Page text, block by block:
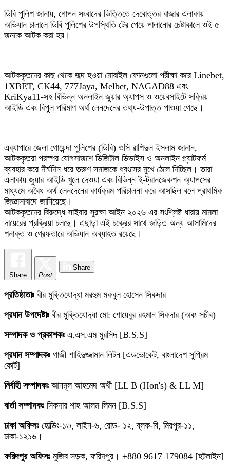
ডিবি পুলিশ জানায়, গোপন সংবাদের ভিত্তিতে দেবোত্তর বাজার এলাকায়
অভিযান চালালে ডিবি পুলিশের উপস্থিতি টের পেয়ে পালানোর চেষ্টাকালে ওই ৫
জনকে আটক করা হয়।
আটককৃতদের কাছ থেকে জব্দ হওয়া মোবাইল ফোনগুলো পরীক্ষা করে Linebet,
1XBET, CK44, 777Jaya, Melbet, NAGAD88 এবং
KriKya11-সহ বিভিন্ন অনলাইন জুয়ার অ্যাপস ও ওয়েবসাইটে সক্রিয়
আইডি এবং বিপুল পরিমাণ অর্থ লেনদেনের তথ্য-উপাত্ত পাওয়া গেছে।
এব্যাপারে জেলা গোয়েন্দা পুলিশের (ডিবি) ওসি রাশিদুল ইসলাম জানান,
আটককৃতরা পরস্পর যোগসাজশে ডিজিটাল ডিভাইস ও অনলাইন প্ল্যাটফর্ম
ব্যবহার করে দীর্ঘদিন ধরে তরুণ সমাজকে ধ্বংসের মুখে ঠেলে দিচ্ছিল। তারা
এলাকায় জুয়ার আইডি খুলে দেওয়া এবং বিভিন্ন ই-ট্রানজেকশন অ্যাপসের
মাধ্যমে অবৈধ অর্থ লেনদেনের কার্যক্রম পরিচালনা করে আসছিল বলে প্রাথমিক
জিজ্ঞাসাবাদে জানিয়েছে।
আটককৃতদের বিরুদ্ধে সাইবার সুরক্ষা আইন ২০২৬ এর সংশ্লিষ্ট ধারায় মামলা
দায়েরের প্রক্রিয়া চলছে। এছাড়া এই চক্রের সাথে জড়িত অন্য আসামিদের
শনাক্ত ও গ্রেফতারে অভিযান অব্যাহত রয়েছে।
Share Post
Share
প্রতিষ্ঠাতাঃ বীর মুক্তিযোদ্ধা মরহুম মকবুল হোসেন সিকদার
প্রধান উপদেষ্টাঃ বীর মুক্তিযোদ্ধা মো: শোয়েবুর রহমান সিকদার (অবঃ সচীব)
সম্পাদক ও প্রকাশকঃ এ.এস.এম মুরসিদ [B.S.S]
প্রধান সম্পাদকঃ গাজী শাহিদুজ্জামান লিটন [এডভোকেট, বাংলাদেশ সুপ্রিম
কোর্ট]
নির্বাহী সম্পাদকঃ আনমূল আহমেদ অর্থী [LL B (Hon's) & LL M]
বার্তা সম্পাদকঃ সিকদার শাহ আলম লিমন [B.S.S]
ঢাকা অফিসঃ হোল্ডিং-১৩, লাইন-৬, রোড- ১২, ব্লক-বি, মিরপুর-১১,
ঢাকা-১২১৬।
ফরিদপুর অফিসঃ মুজিব সড়ক, ফরিদপুর। +880 9617 179084 [হটলাইন]